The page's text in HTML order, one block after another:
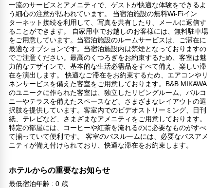
一流のサービスとアメニティで、ゲストが快適な体験をできるよ
う細心の注意が払われています。 当宿泊施設の無料Wi-Fiイン
ターネット接続を利用して、写真を共有したり、メールに返信す
ることができます。 自家用車でお越しのお客様には、無料駐車場
をご用意しています。当宿泊施設のルームサービスは、ご滞在に
最適なオプションです。当宿泊施設内は禁煙となっておりますの
でご注意ください。最高のくつろぎをお約束するため、客室は魅
力的なデザインで、基本的な生活必需品をすべて備え、楽しい滞
在を演出します。 快適なご滞在をお約束するため、エアコンやリ
ネンサービスを備えた客室をご用意しております。B&B MIKAWA
のユニークに作られた客室は、独立したリビングルーム、バルコ
ニーやテラスを備えたスペースなど、さまざまなレイアウトの選
択肢を提供しています。客室内でのビデオストリーミング、日刊
紙、テレビなど、さまざまなアメニティをご用意しております。
特定の部屋には、コーヒーや紅茶を淹れるのに必要なものがすべ
て揃っていて便利です。 客室のバスルームには、必要なバスアメ
ニティが備え付けられており、快適な滞在をお約束します。
ホテルからの重要なお知らせ
最低宿泊年齢 : 0 歳